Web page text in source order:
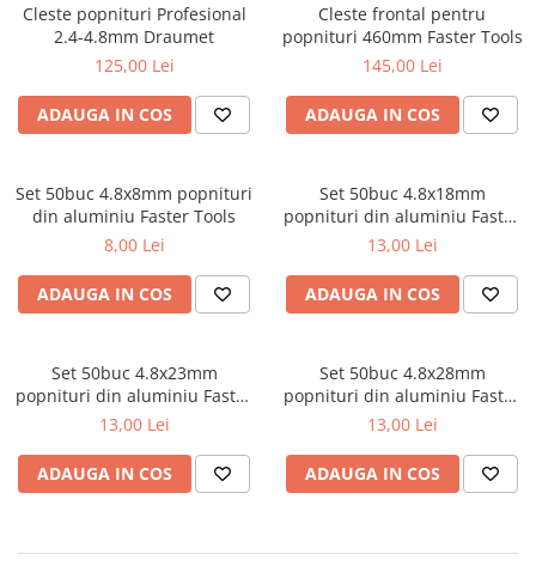
Discuri pentru taiere si slefuire
Discuri lamelare cu smirghel
Discuri pentru ferastrau circular
Discuri pentru slefuire gleturi
metal
Discuri smirghel cu velcro
Taiere umeda si uscata
Distantieri nivelare si fixare
Distantieri pentru nivelare
Echipamente pentru protectie
Articole curatenie
Folie pentru protectie mobila
Cleste popnituri Profesional
2.4-4.8mm Draumet
125,00 Lei
ADAUGA IN COS
Cleste frontal pentru
popnituri 460mm Faster Tools
145,00 Lei
ADAUGA IN COS
Set 50buc 4.8x8mm popnituri
din aluminiu Faster Tools
8,00 Lei
ADAUGA IN COS
Set 50buc 4.8x18mm
popnituri din aluminiu Faster
Tools
13,00 Lei
ADAUGA IN COS
Set 50buc 4.8x23mm
popnituri din aluminiu Faster
Tools
13,00 Lei
ADAUGA IN COS
Set 50buc 4.8x28mm
popnituri din aluminiu Faster
Tool
13,00 Lei
ADAUGA IN COS